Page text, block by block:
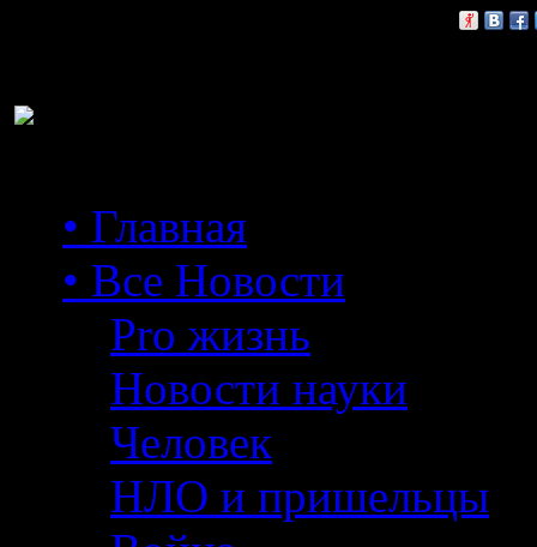
• Главная
• Все Новости
Pro жизнь
Новости науки
Человек
НЛО и пришельцы